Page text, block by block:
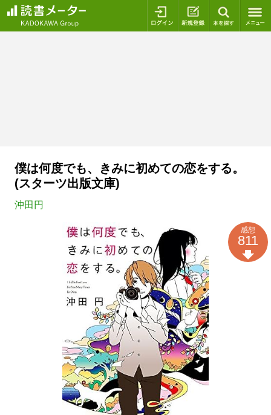
ログイン 新規登録
僕は何度でも、きみに初めての恋をする。
(スターツ出版文庫)
沖田円
感想
811